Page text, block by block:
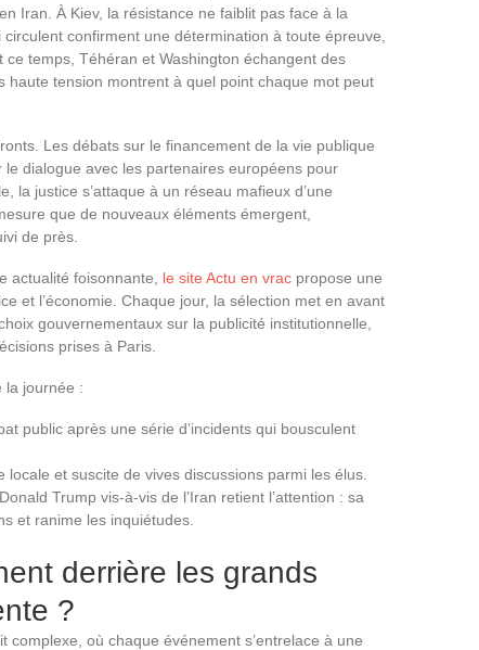
Iran. À Kiev, la résistance ne faiblit pas face à la
confirment une détermination à toute épreuve,
ce temps, Téhéran et Washington échangent des
haute tension montrent à quel point chaque mot peut
Les débats sur le financement de la vie publique
dialogue avec les partenaires européens pour
la justice s’attaque à un réseau mafieux d’une
que de nouveaux éléments émergent,
de près.
actualité foisonnante, le site Actu en vrac propose une
et l’économie. Chaque jour, la sélection met en avant
gouvernementaux sur la publicité institutionnelle,
prises à Paris.
la journée :
public après une série d’incidents qui bousculent
et suscite de vives discussions parmi les élus.
Trump vis-à-vis de l’Iran retient l’attention : sa
et ranime les inquiétudes.
derrière les grands
?
complexe, où chaque événement s’entrelace à une